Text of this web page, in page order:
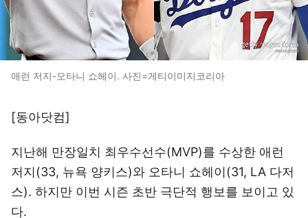
애런 저지-오타니 쇼헤이. 사진=게티이미지코리아
[동아닷컴]
지난해 만장일치 최우수선수(MVP)를 수상한 애런
저지(33, 뉴욕 양키스)와 오타니 쇼헤이(31, LA 다저
스). 하지만 이번 시즌 초반 극단적 행보를 보이고 있
다.